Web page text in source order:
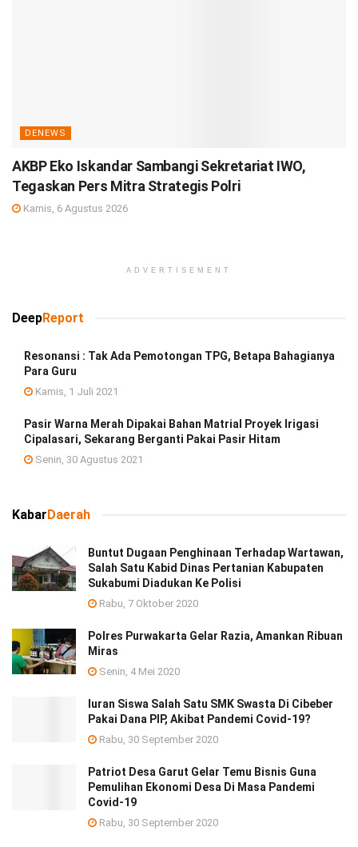
DENEWS
AKBP Eko Iskandar Sambangi Sekretariat IWO,
Tegaskan Pers Mitra Strategis Polri
Kamis, 6 Agustus 2026
ADVERTISEMENT
DeepReport
Resonansi : Tak Ada Pemotongan TPG, Betapa Bahagianya
Para Guru
Kamis, 1 Juli 2021
Pasir Warna Merah Dipakai Bahan Matrial Proyek Irigasi
Cipalasari, Sekarang Berganti Pakai Pasir Hitam
Senin, 30 Agustus 2021
KabarDaerah
Buntut Dugaan Penghinaan Terhadap Wartawan,
Salah Satu Kabid Dinas Pertanian Kabupaten
Sukabumi Diadukan Ke Polisi
Rabu, 7 Oktober 2020
Polres Purwakarta Gelar Razia, Amankan Ribuan
Miras
Senin, 4 Mei 2020
Iuran Siswa Salah Satu SMK Swasta Di Cibeber
Pakai Dana PIP, Akibat Pandemi Covid-19?
Rabu, 30 September 2020
Patriot Desa Garut Gelar Temu Bisnis Guna
Pemulihan Ekonomi Desa Di Masa Pandemi
Covid-19
Rabu, 30 September 2020